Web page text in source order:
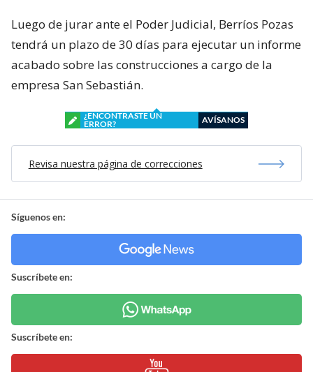
Luego de jurar ante el Poder Judicial, Berríos Pozas
tendrá un plazo de 30 días para ejecutar un informe
acabado sobre las construcciones a cargo de la
empresa San Sebastián.
¿ENCONTRASTE UN
ERROR?
AVÍSANOS
Revisa nuestra página de correcciones
Síguenos en:
Suscríbete en:
Suscríbete en: